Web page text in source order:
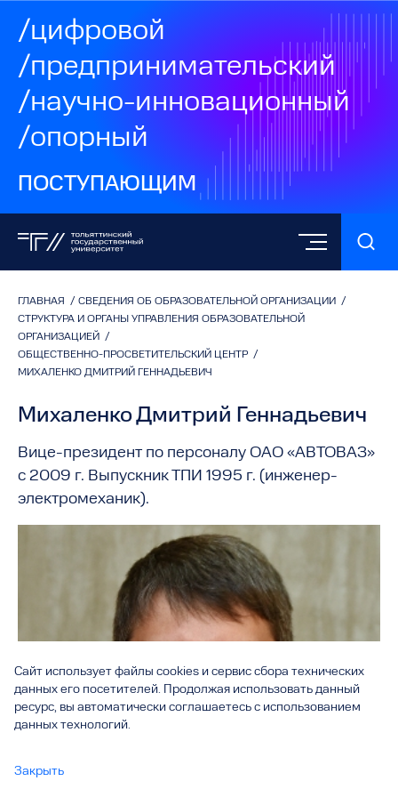
/цифровой
/предпринимательский
/научно-инновационный
/опорный
ПОСТУПАЮЩИМ
ГЛАВНАЯ / СВЕДЕНИЯ ОБ ОБРАЗОВАТЕЛЬНОЙ ОРГАНИЗАЦИИ /
СТРУКТУРА И ОРГАНЫ УПРАВЛЕНИЯ ОБРАЗОВАТЕЛЬНОЙ
ОРГАНИЗАЦИЕЙ /
ОБЩЕСТВЕННО-ПРОСВЕТИТЕЛЬСКИЙ ЦЕНТР /
МИХАЛЕНКО ДМИТРИЙ ГЕННАДЬЕВИЧ
Михаленко Дмитрий Геннадьевич
Вице-президент по персоналу ОАО «АВТОВАЗ»
с 2009 г. Выпускник ТПИ 1995 г. (инженер-
электромеханик).
Сайт использует файлы cookies и сервис сбора технических
данных его посетителей. Продолжая использовать данный
ресурс, вы автоматически соглашаетесь с использованием
данных технологий.
Закрыть